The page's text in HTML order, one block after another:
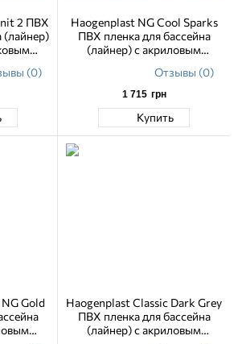
2 ПВХ
(лайнер)
(0)
Haogenplast NG Cool Sparks
ПВХ пленка для бассейна
(лайнер) с акриловым
Отзывы (0)
1 715 грн
Купить
Gold
Haogenplast Classic Dark Grey
ПВХ пленка для бассейна
(лайнер) с акриловым